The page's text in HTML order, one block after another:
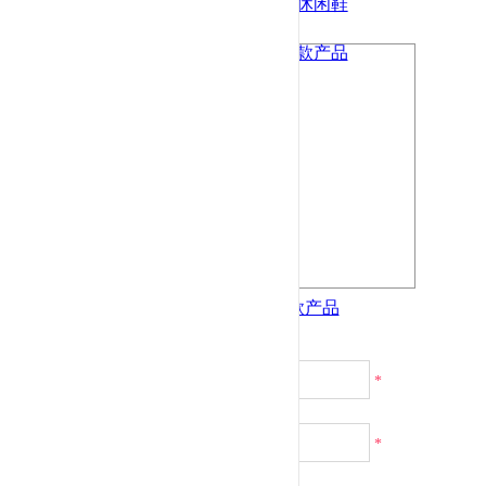
康奈男鞋2016新款休闲鞋
康奈男鞋2016新款产品
*
*